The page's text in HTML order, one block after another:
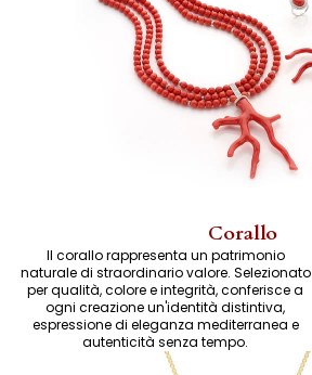
Corallo
Il corallo rappresenta un patrimonio
naturale di straordinario valore. Selezionato
per qualità, colore e integrità, conferisce a
ogni creazione un'identità distintiva,
espressione di eleganza mediterranea e
autenticità senza tempo.